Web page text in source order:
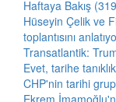
Haftaya Bakış
Hüseyin Çelik ve
toplantısını
Transatlantik:
Evet, tarihe
CHP'nin tarihi grup
Ekrem